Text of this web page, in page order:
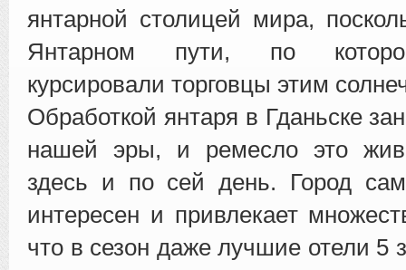
янтарной столицей мира,
Янтарном пути, по
курсировали торговцы этим
Обработкой янтаря в Гданьске
нашей эры, и ремесло это
здесь и по сей день. Город
интересен и привлекает
что в сезон даже лучшие отели 5